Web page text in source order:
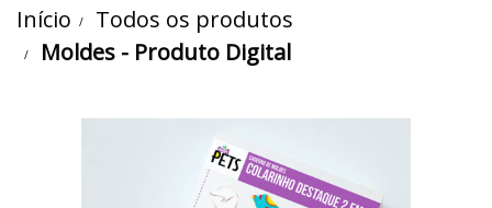
Início
Todos os produtos
Moldes - Produto Digital